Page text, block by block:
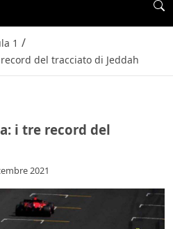
1 /
del tracciato di Jeddah
i tre record del
2021